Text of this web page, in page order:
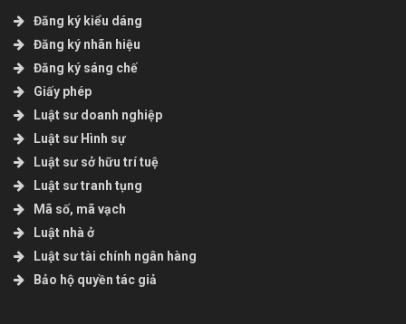
Đăng ký kiểu dáng
Đăng ký nhãn hiệu
Đăng ký sáng chế
Giấy phép
Luật sư doanh nghiệp
Luật sư Hình sự
Luật sư sở hữu trí tuệ
Luật sư tranh tụng
Mã số, mã vạch
Luật nhà ở
Luật sư tài chính ngân hàng
Bảo hộ quyền tác giả